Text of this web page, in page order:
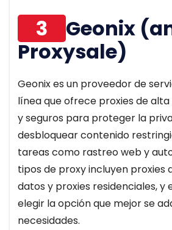
3
Geonix
Proxysale)
Geonix es un proveedor de
línea que ofrece proxies de
y seguros para proteger la
desbloquear contenido
tareas como rastreo web y
tipos de proxy incluyen proxies
datos y proxies residenciales, y
elegir la opción que mejor se
necesidades.